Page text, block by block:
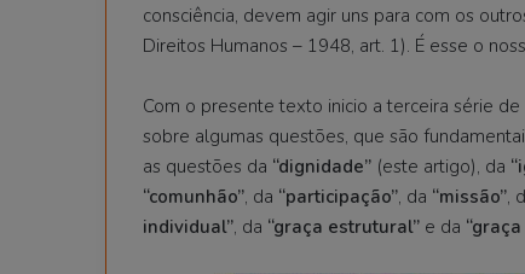
consciência, devem agir uns para com os
Direitos Humanos – 1948, art. 1). É esse o
Com o presente texto inicio a terceira série
sobre algumas questões, que são
as questões da “dignidade” (este artigo), da
“comunhão”, da “participação”, da “missão”,
individual”, da “graça estrutural” e da